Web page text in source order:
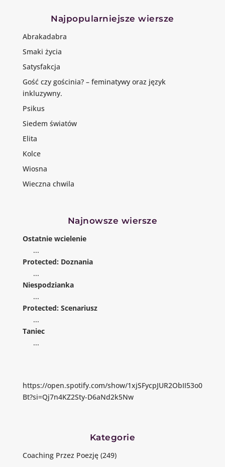
Najpopularniejsze wiersze
Abrakadabra
Smaki życia
Satysfakcja
Gość czy gościnia? – feminatywy oraz język
inkluzywny.
Psikus
Siedem światów
Elita
Kolce
Wiosna
Wieczna chwila
Najnowsze wiersze
Ostatnie wcielenie
...
Protected: Doznania
...
Niespodzianka
...
Protected: Scenariusz
...
Taniec
...
https://open.spotify.com/show/1xjSFycpJUR2ObII53o0
Bt?si=Qj7n4KZ2Sty-D6aNd2k5Nw
Kategorie
Coaching Przez Poezję(249)